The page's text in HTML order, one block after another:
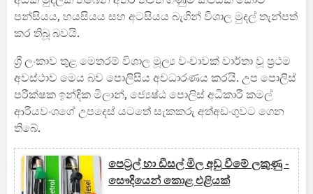
පන්සියය, හයසියය සහ අටසියය බැගින් විශාල මුදල් තැන්පත්
කර තිබූ බවයි.
ශ්‍රී ලංකාව තුළ මෙතරම් විශාල මූල්‍ය වංචාවක් වාර්තා වූ ප්‍රථම
අවස්ථාව මෙය බව පොලිසිය අවධාරණය කරයි. උප පොලිස්
පරීක්ෂක ඉන්දික මිලාන්, ජ්‍යෙෂ්ඨ පොලිස් අධිකාරී කමල්
ආරියවංශගේ උපදෙස් යටතේ සැකකරු අත්අඩංගුවට ගෙන
තිබේ.
පෙට්‍රල් හා ඩීසල් මිල අඩු වීමේ ලකුණු -
සෞදියෙන් කොළ එළියක්